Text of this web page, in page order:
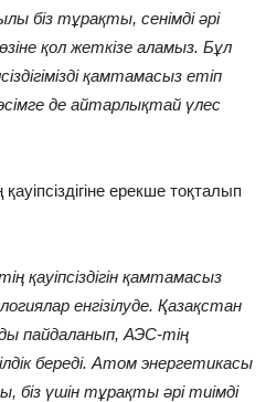
біз тұрақты, сенімді әрі
қол жеткізе аламыз. Бұл
қамтамасыз етіп
де айтарлықтай үлес
ерекше тоқталып
қауіпсіздігін қамтамасыз
енгізілуде. Қазақстан
пайдаланып, АЭС-тің
береді. Атом энергетикасы
біз үшін тұрақты әрі тиімді